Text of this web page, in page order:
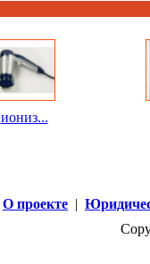
иониз...
О проекте |